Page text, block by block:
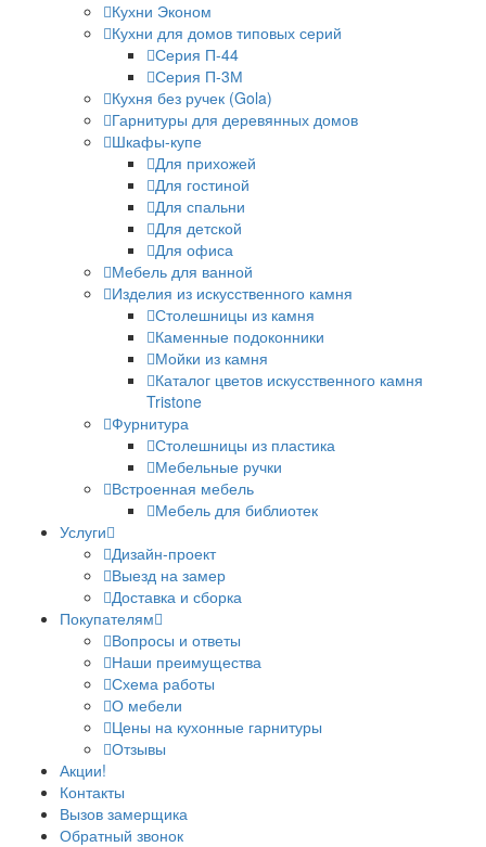
Кухни Эконом
Кухни для домов типовых серий
Серия П-44
Серия П-3М
Кухня без ручек (Gola)
Гарнитуры для деревянных домов
Шкафы-купе
Для прихожей
Для гостиной
Для спальни
Для детской
Для офиса
Мебель для ванной
Изделия из искусственного камня
Столешницы из камня
Каменные подоконники
Мойки из камня
Каталог цветов искусственного камня
Tristone
Фурнитура
Столешницы из пластика
Мебельные ручки
Встроенная мебель
Мебель для библиотек
Услуги
Дизайн-проект
Выезд на замер
Доставка и сборка
Покупателям
Вопросы и ответы
Наши преимущества
Схема работы
О мебели
Цены на кухонные гарнитуры
Отзывы
Акции!
Контакты
Вызов замерщика
Обратный звонок